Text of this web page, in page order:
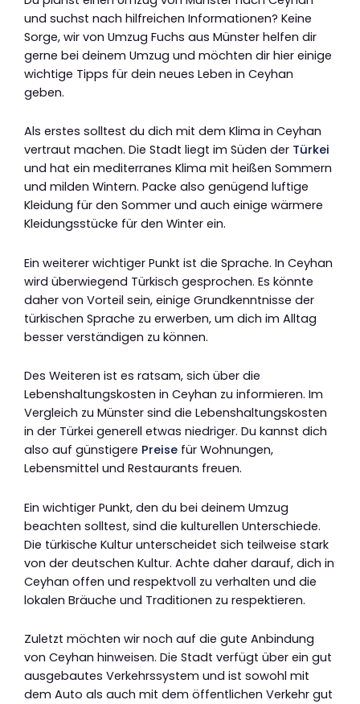
und suchst nach hilfreichen Informationen? Keine
Sorge, wir von Umzug Fuchs aus Münster helfen dir
gerne bei deinem Umzug und möchten dir hier einige
wichtige Tipps für dein neues Leben in Ceyhan
geben.
Als erstes solltest du dich mit dem Klima in Ceyhan
vertraut machen. Die Stadt liegt im Süden der Türkei
und hat ein mediterranes Klima mit heißen Sommern
und milden Wintern. Packe also genügend luftige
Kleidung für den Sommer und auch einige wärmere
Kleidungsstücke für den Winter ein.
Ein weiterer wichtiger Punkt ist die Sprache. In Ceyhan
wird überwiegend Türkisch gesprochen. Es könnte
daher von Vorteil sein, einige Grundkenntnisse der
türkischen Sprache zu erwerben, um dich im Alltag
besser verständigen zu können.
Des Weiteren ist es ratsam, sich über die
Lebenshaltungskosten in Ceyhan zu informieren. Im
Vergleich zu Münster sind die Lebenshaltungskosten
in der Türkei generell etwas niedriger. Du kannst dich
also auf günstigere Preise für Wohnungen,
Lebensmittel und Restaurants freuen.
Ein wichtiger Punkt, den du bei deinem Umzug
beachten solltest, sind die kulturellen Unterschiede.
Die türkische Kultur unterscheidet sich teilweise stark
von der deutschen Kultur. Achte daher darauf, dich in
Ceyhan offen und respektvoll zu verhalten und die
lokalen Bräuche und Traditionen zu respektieren.
Zuletzt möchten wir noch auf die gute Anbindung
von Ceyhan hinweisen. Die Stadt verfügt über ein gut
ausgebautes Verkehrssystem und ist sowohl mit
dem Auto als auch mit dem öffentlichen Verkehr gut